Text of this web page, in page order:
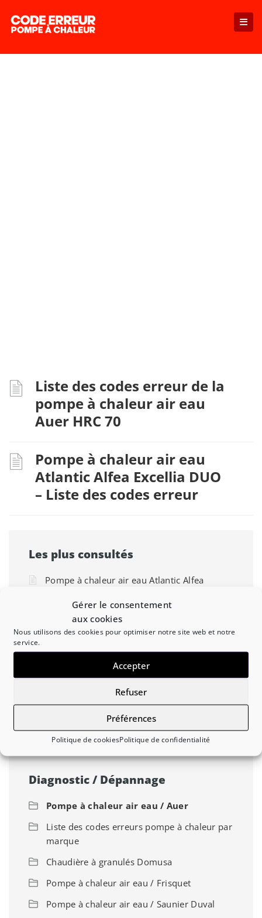
Gérer le consentement
aux cookies
Nous utilisons des cookies pour optimiser notre site web et notre
service.
Accepter
Refuser
Préférences
Politique de cookiesPolitique de confidentialité
Liste des codes erreur de la
pompe à chaleur air eau
Auer HRC 70
Pompe à chaleur air eau
Atlantic Alfea Excellia DUO
– Liste des codes erreur
Les plus consultés
Pompe à chaleur air eau Atlantic Alfea
Liste des codes erreur de la pompe à chaleur
air eau Panasonic Aquarea T-CAP série H
Liste des codes erreur de la pompe à chaleur
air eau Chaffoteaux Arianext Compact M
Liste des codes erreur de la pompe à chaleur
Liste des codes erreur de la pompe à chaleur
air eau De Dietrich Alezio AWHP-V200
Diagnostic / Dépannage
Pompe à chaleur air eau / Auer
Liste des codes erreurs pompe à chaleur par
marque
Chaudière à granulés Domusa
Pompe à chaleur air eau / Frisquet
Pompe à chaleur air eau / Saunier Duval